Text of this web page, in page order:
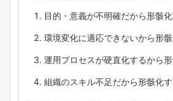
目的・意義が不明確だから形骸
環境変化に適応できないから形
運用プロセスが硬直化するから
組織のスキル不足だから形骸化す